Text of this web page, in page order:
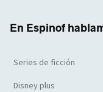
En Espinof
Series de ficción
Disney plus